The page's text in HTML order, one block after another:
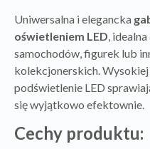
Uniwersalna i elegancka
oświetleniem LED,
samochodów, figurek lub
kolekcjonerskich.
podświetlenie LED
się wyjątkowo efektownie.
Cechy produktu: